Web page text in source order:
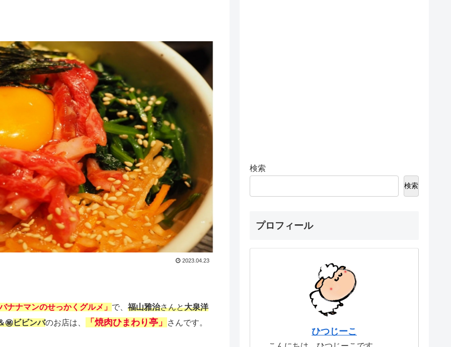
2023.04.23
ナナマンのせっかくグルメ」 で、 福山雅治さんと大泉洋
㊙ビビンバのお店は、 「焼肉ひまわり亭」 さんです。
検索
検索
プロフィール
ひつじーこ